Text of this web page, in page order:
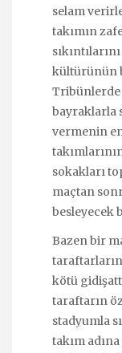
selam
takımın
kültürünün
Tribünlerde
bayraklarla
vermenin
sokakları
maçtan
besleyecek
Bazen bir
kötü
taraftarın
stadyumla
takım